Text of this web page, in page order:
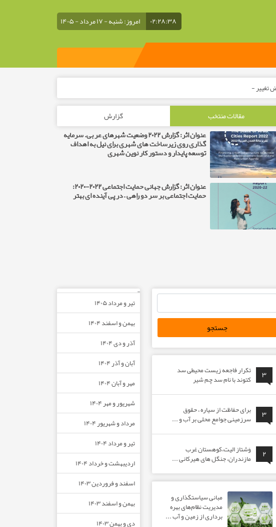
۰۲:۲۸:۳۹ امروز: شنبه - ۱۷ مرداد - ۱۴۰۵
مقالات منتخب گزارش
عنوان اثر: گزارش ۲۰۲۲ وضعیت شهرهای عربی. سرمایه
گذاری روی زیرساخت های شهری برای نیل به اهداف
توسعه پایدار و دستور کار نوین شهری
عنوان اثر: گزارش جهانی حمایت اجتماعی ۲۰۲۲-۲۰۲۰:
حمایت اجتماعی بر سر دو راهی – در پی آینده ای بهتر
۳
تکرار فاجعه زیست محیطی سد
کتوند با نام سد چم شیر
۳
برای حفاظت از سیاره ، حقوق
سرزمینی جوامع محلی بر آب و ...
۲
وَشتاز الیت،کوهستان غرب
مازندران، جنگل های هیرکانی ...
مبانی سیاستگذاری و
مدیریت نظام‌های بهره‌
برداری از زمین و آب ...
–
تیر و مرداد ۱۴۰۵
بهمن و اسفند ۱۴۰۴
آذر و دی ۱۴۰۴
آبان و آذر ۱۴۰۴
مهر و آبان ۱۴۰۴
شهریور و مهر ۱۴۰۴
مرداد و شهریور ۱۴۰۴
تیر و مرداد ۱۴۰۴
اردیبهشت و خرداد ۱۴۰۴
اسفند و فروردین ۱۴۰۳
بهمن و اسفند ۱۴۰۳
دی و بهمن ۱۴۰۳